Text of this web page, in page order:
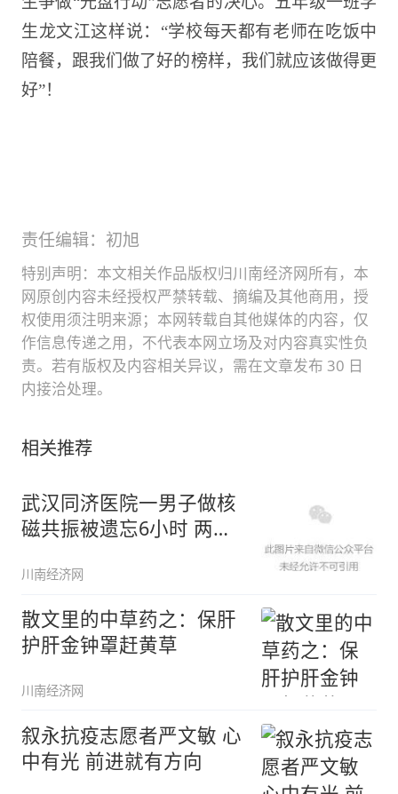
生龙文江这样说： “学校每天都有老师在吃饭中
陪餐，跟我们做了好的榜样，我们就应该做得更
好”！
责任编辑：初旭
特别声明：本文相关作品版权归川南经济网所有，本
网原创内容未经授权严禁转载、摘编及其他商用，授
权使用须注明来源；本网转载自其他媒体的内容，仅
作信息传递之用，不代表本网立场及对内容真实性负
责。若有版权及内容相关异议，需在文章发布 30 日
内接洽处理。
相关推荐
武汉同济医院一男子做核
磁共振被遗忘6小时 两医
川南经济网
散文里的中草药之：保肝
护肝金钟罩赶黄草
川南经济网
叙永抗疫志愿者严文敏 心
中有光 前进就有方向